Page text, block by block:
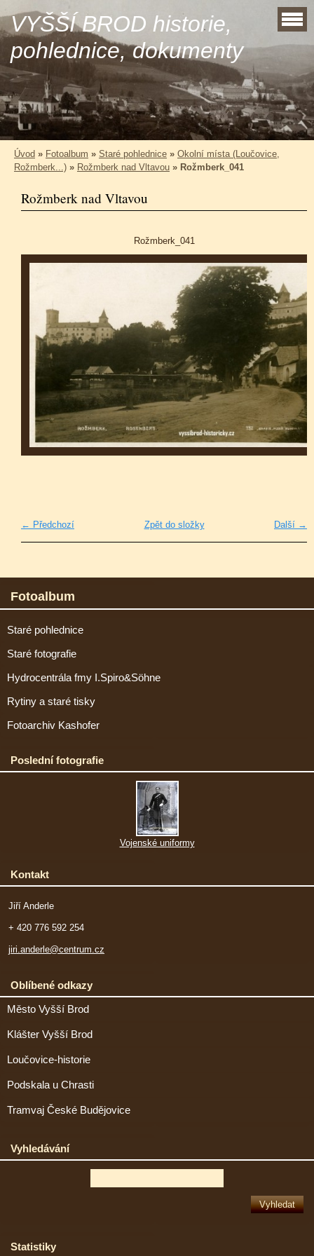
VYŠŠÍ BROD historie,
pohlednice, dokumenty
Úvod » Fotoalbum » Staré pohlednice » Okolní místa (Loučovice,
Rožmberk...) » Rožmberk nad Vltavou » Rožmberk_041
Rožmberk nad Vltavou
Rožmberk_041
← Předchozí Další →
Zpět do složky
Fotoalbum
Staré pohlednice
Staré fotografie
Hydrocentrála fmy I.Spiro&Söhne
Rytiny a staré tisky
Fotoarchiv Kashofer
Poslední fotografie
Vojenské uniformy
Kontakt
Jiří Anderle
+ 420 776 592 254
jiri.anderle@centrum.cz
Oblíbené odkazy
Město Vyšší Brod
Klášter Vyšší Brod
Loučovice-historie
Podskala u Chrasti
Tramvaj České Budějovice
Vyhledávání
Statistiky